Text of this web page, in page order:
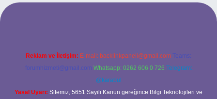
Reklam ve İletişim: E-mail: backlinkpaneli@gmail.com Teams:
forumhizmeti@gmail.com Whatsapp: 0262 606 0 726 Telegram:
@karabul
Yasal Uyarı: Sitemiz, 5651 Sayılı Kanun gereğince Bilgi Teknolojileri ve